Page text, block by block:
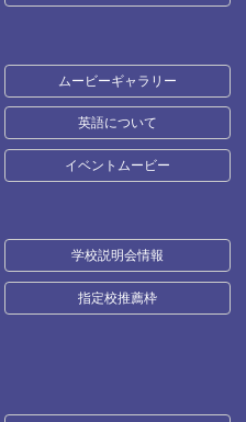
ムービーギャラリー
英語について
イベントムービー
学校説明会情報
指定校推薦枠